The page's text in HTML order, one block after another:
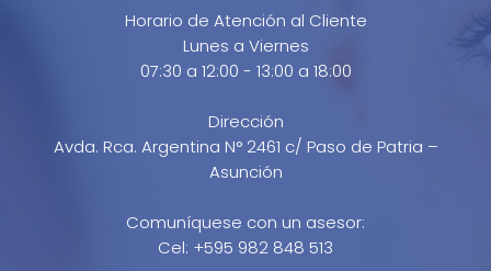
Horario de Atención al Cliente
Lunes a Viernes
07:30 a 12:00 - 13:00 a 18:00
Dirección
Avda. Rca. Argentina N° 2461 c/ Paso de Patria –
Asunción
Comuníquese con un asesor:
Cel: +595 982 848 513